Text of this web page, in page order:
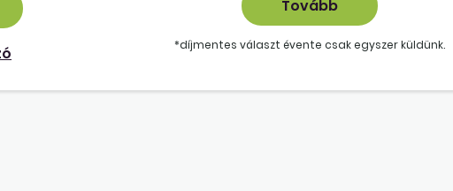
*díjmentes választ évente csak egyszer küldünk.